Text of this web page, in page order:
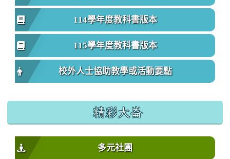
114學年度教科書版本
115學年度教科書版本
校外人士協助教學或活動要點
精彩大崙
多元社團